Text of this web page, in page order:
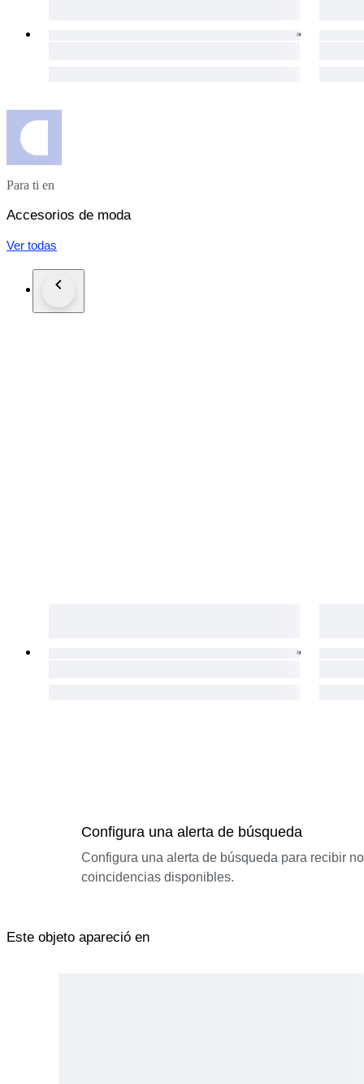
Para ti en
Accesorios de moda
Ver todas
Configura una alerta de búsqueda
Configura una alerta de búsqueda para recibir
coincidencias disponibles.
Este objeto apareció en